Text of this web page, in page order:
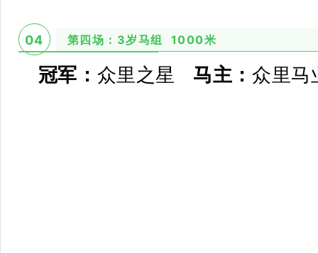
04 第四场：3岁马组 1000米
冠军： 众里之星 马主： 众里马